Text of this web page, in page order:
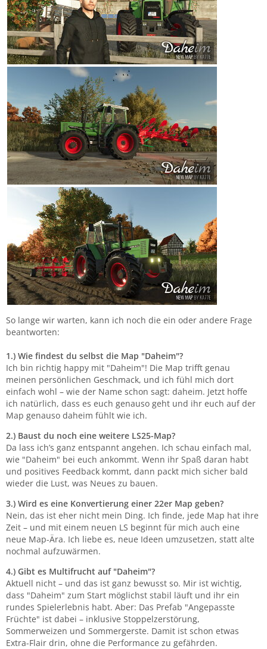
So lange wir warten, kann ich noch die ein oder andere Frage
beantworten:
1.) Wie findest du selbst die Map "Daheim"?
Ich bin richtig happy mit "Daheim"! Die Map trifft genau
meinen persönlichen Geschmack, und ich fühl mich dort
einfach wohl – wie der Name schon sagt: daheim. Jetzt hoffe
ich natürlich, dass es euch genauso geht und ihr euch auf der
Map genauso daheim fühlt wie ich.
2.) Baust du noch eine weitere LS25-Map?
Da lass ich’s ganz entspannt angehen. Ich schau einfach mal,
wie "Daheim" bei euch ankommt. Wenn ihr Spaß daran habt
und positives Feedback kommt, dann packt mich sicher bald
wieder die Lust, was Neues zu bauen.
3.) Wird es eine Konvertierung einer 22er Map geben?
Nein, das ist eher nicht mein Ding. Ich finde, jede Map hat ihre
Zeit – und mit einem neuen LS beginnt für mich auch eine
neue Map-Ära. Ich liebe es, neue Ideen umzusetzen, statt alte
nochmal aufzuwärmen.
4.) Gibt es Multifrucht auf "Daheim"?
Aktuell nicht – und das ist ganz bewusst so. Mir ist wichtig,
dass "Daheim" zum Start möglichst stabil läuft und ihr ein
rundes Spielerlebnis habt. Aber: Das Prefab "Angepasste
Früchte" ist dabei – inklusive Stoppelzerstörung,
Sommerweizen und Sommergerste. Damit ist schon etwas
Extra-Flair drin, ohne die Performance zu gefährden.